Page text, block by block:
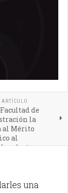
de
la
al Mérito
al
electo
una